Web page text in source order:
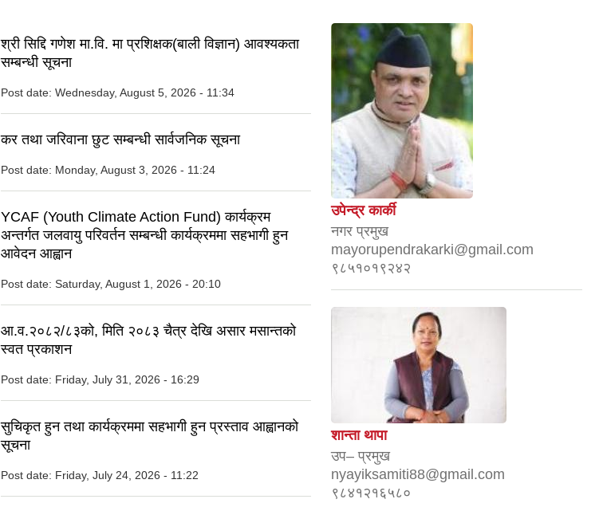
श्री सिद्दि गणेश मा.वि. मा प्रशिक्षक(बाली विज्ञान) आवश्यकता
सम्बन्धी सूचना
Post date: Wednesday, August 5, 2026 - 11:34
कर तथा जरिवाना छुट सम्बन्धी सार्वजनिक सूचना
Post date: Monday, August 3, 2026 - 11:24
YCAF (Youth Climate Action Fund) कार्यक्रम
अन्तर्गत जलवायु परिवर्तन सम्बन्धी कार्यक्रममा सहभागी हुन
आवेदन आह्वान
Post date: Saturday, August 1, 2026 - 20:10
आ.व.२०८२/८३को, मिति २०८३ चैत्र देखि असार मसान्तको
स्वत प्रकाशन
Post date: Friday, July 31, 2026 - 16:29
सुचिकृत हुन तथा कार्यक्रममा सहभागी हुन प्रस्ताव आह्वानको
सूचना
Post date: Friday, July 24, 2026 - 11:22
उपेन्द्र कार्की
नगर प्रमुख
mayorupendrakarki@gmail.com
९८५१०१९२४२
शान्ता थापा
उप– प्रमुख
nyayiksamiti88@gmail.com
९८४१२१६५८०